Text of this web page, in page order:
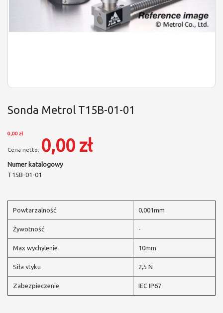
Sonda Metrol T15B-01-01
0,00 zł
0,00 zł
Numer katalogowy
T15B-01-01
Powtarzalność 0,001mm
Żywotność -
Max wychylenie 10mm
Siła styku 2,5 N
Zabezpieczenie IEC IP67